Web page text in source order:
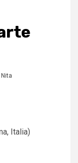
Italia)